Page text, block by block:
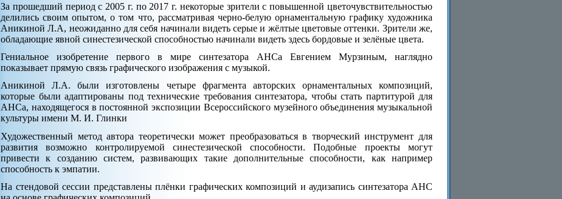
За прошедший период с 2005 г. по 2017 г. некоторые зрители с повышенной цветочувствительностью
делились своим опытом, о том что, рассматривая черно-белую орнаментальную графику художника
Аникиной Л.А, неожиданно для себя начинали видеть серые и жёлтые цветовые оттенки. Зрители же,
обладающие явной синестезической способностью начинали видеть здесь бордовые и зелёные цвета.
Гениальное изобретение первого в мире синтезатора АНСа Евгением Мурзиным, наглядно
показывает прямую связь графического изображения с музыкой.
Аникиной Л.А. были изготовлены четыре фрагмента авторских орнаментальных композиций,
которые были адаптированы под технические требования синтезатора, чтобы стать партитурой для
АНСа, находящегося в постоянной экспозиции Всероссийского музейного объединения музыкальной
культуры имени М. И. Глинки
Художественный метод автора теоретически может преобразоваться в творческий инструмент для
развития возможно контролируемой синестезической способности. Подобные проекты могут
привести к созданию систем, развивающих такие дополнительные способности, как например
способность к эмпатии.
На стендовой сессии представлены плёнки графических композиций и аудизапись синтезатора АНС